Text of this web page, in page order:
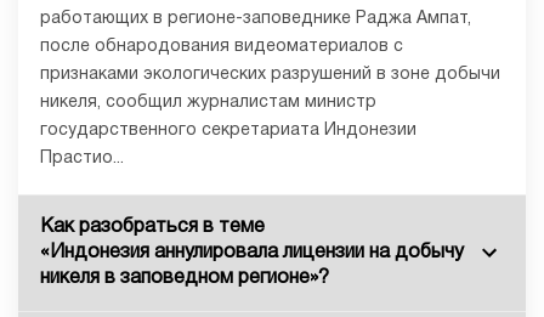
работающих в регионе-заповеднике Раджа Ампат,
после обнародования видеоматериалов с
признаками экологических разрушений в зоне добычи
никеля, сообщил журналистам министр
государственного секретариата Индонезии
Прастио...
Как разобраться в теме
«Индонезия аннулировала лицензии на добычу
никеля в заповедном регионе»?